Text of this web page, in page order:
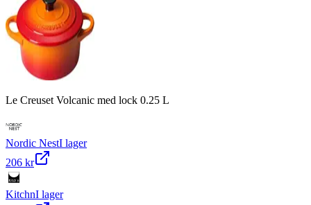
Le Creuset Volcanic med lock 0.25 L
Nordic NestI lager
206 kr
KitchnI lager